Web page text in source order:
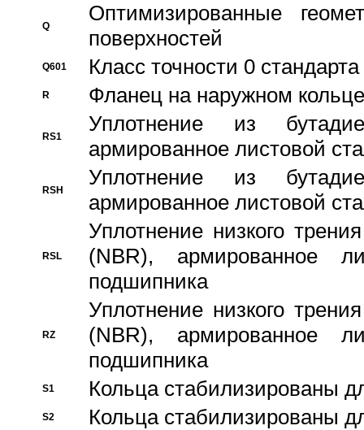
Q
Оптимизированные
поверхностей
Q601 Класс точности 0
R Фланец на наружном кольце
RS1
Уплотнение из
армированное листовой
RSH
Уплотнение из
армированное листовой
RSL
Уплотнение низкого
(NBR), армированное
подшипника
RZ
Уплотнение низкого
(NBR), армированное
подшипника
S1 Кольца стабилизированы
S2 Кольца стабилизированы